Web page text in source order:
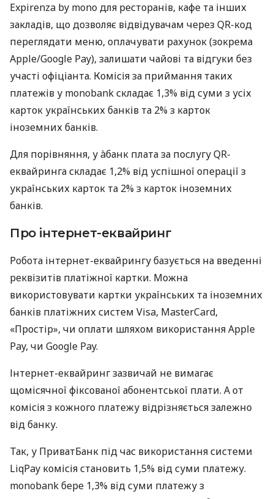
Expirenza by mono для ресторанів, кафе та інших
закладів, що дозволяє відвідувачам через QR-код
переглядати меню, оплачувати рахунок (зокрема
Apple/Google Pay), залишати чайові та відгуки без
участі офіціанта. Комісія за приймання таких
платежів у monobank складає 1,3% від суми з усіх
карток українських банків та 2% з карток
іноземних банків.
Для порівняння, у àбанк плата за послугу QR-
еквайринга складає 1,2% від успішної операції з
українських карток та 2% з карток іноземних
банків.
Про інтернет-еквайринг
Робота інтернет-еквайрингу базується на введенні
реквізитів платіжної картки. Можна
використовувати картки українських та іноземних
банків платіжних систем Visa, MasterCard,
«Простір», чи оплати шляхом використання Apple
Pay, чи Google Pay.
Інтернет-еквайринг зазвичай не вимагає
щомісячної фіксованої абонентської плати. А от
комісія з кожного платежу відрізняється залежно
від банку.
Так, у ПриватБанк під час використання системи
LiqPay комісія становить 1,5% від суми платежу.
monobank бере 1,3% від суми платежу з